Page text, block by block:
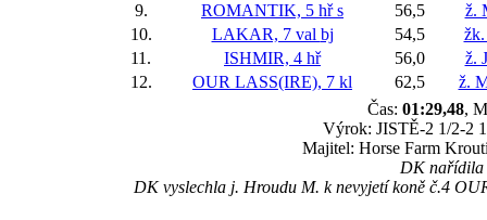
9.
ROMANTIK, 5 hřs 56,5
ž.
10.
LAKAR, 7 val bj 54,5
11.
ISHMIR, 4 hř 56,0
ž.
12.
OUR LASS(IRE), 7 kl 62,5
ž.
Čas: 01:29,48,
Výrok: JISTĚ-2 1/2-2
Majitel: Horse Farm
DK nařídila
DK vyslechla j. Hroudu M. k nevyjetí koně č.4